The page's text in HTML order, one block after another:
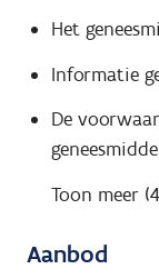
Het
Informatie
De
Toon meer
Aanbod